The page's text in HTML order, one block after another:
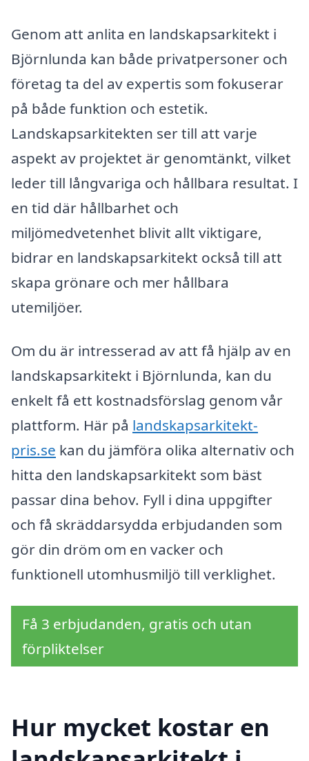
Genom att anlita en landskapsarkitekt i
Björnlunda kan både privatpersoner och
företag ta del av expertis som fokuserar
på både funktion och estetik.
Landskapsarkitekten ser till att varje
aspekt av projektet är genomtänkt, vilket
leder till långvariga och hållbara resultat. I
en tid där hållbarhet och
miljömedvetenhet blivit allt viktigare,
bidrar en landskapsarkitekt också till att
skapa grönare och mer hållbara
utemiljöer.
Om du är intresserad av att få hjälp av en
landskapsarkitekt i Björnlunda, kan du
enkelt få ett kostnadsförslag genom vår
plattform. Här på landskapsarkitekt-
pris.se kan du jämföra olika alternativ och
hitta den landskapsarkitekt som bäst
passar dina behov. Fyll i dina uppgifter
och få skräddarsydda erbjudanden som
gör din dröm om en vacker och
funktionell utomhusmiljö till verklighet.
Få 3 erbjudanden, gratis och utan
förpliktelser
Hur mycket kostar en